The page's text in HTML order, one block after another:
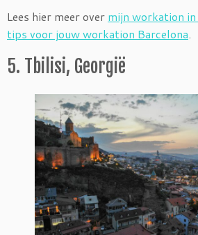
Lees hier meer over mijn workation in
tips voor jouw workation Barcelona.
5. Tbilisi, Georgië